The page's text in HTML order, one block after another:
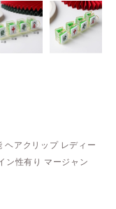
アクリップ レディー
ン性有り マージャン